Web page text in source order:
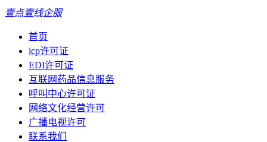
壹点壹线企服
首页
icp许可证
EDI许可证
互联网药品信息服务
呼叫中心许可证
网络文化经营许可
广播电视许可
联系我们